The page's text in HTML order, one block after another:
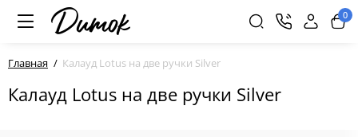
0
Главная Калауд Lotus на две ручки Silver
Калауд Lotus на две ручки Silver